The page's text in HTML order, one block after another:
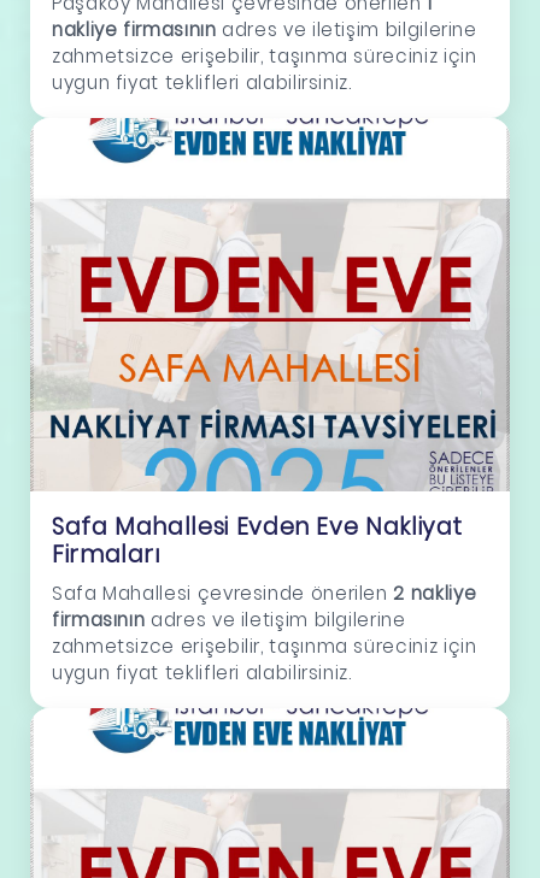
nakliye firmasının adres ve iletişim bilgilerine
zahmetsizce erişebilir, taşınma süreciniz için
uygun fiyat teklifleri alabilirsiniz.
Safa Mahallesi Evden Eve Nakliyat
Firmaları
Safa Mahallesi çevresinde önerilen 2 nakliye
firmasının adres ve iletişim bilgilerine
zahmetsizce erişebilir, taşınma süreciniz için
uygun fiyat teklifleri alabilirsiniz.